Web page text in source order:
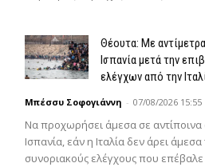
Θέουτα: Με
Ισπανία μετά την
ελέγχων από την
Μπέσσυ Σοφογιάννη - 07/08/2026 15:55
Να προχωρήσει άμεσα σε αντίποινα
Ισπανία, εάν η Ιταλία δεν άρει άμεσα
συνοριακούς ελέγχους που